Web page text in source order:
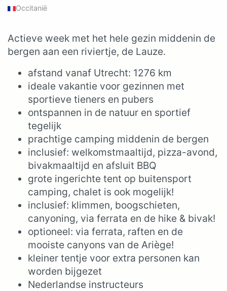
Occitanië
Actieve week met het hele gezin middenin de
bergen aan een riviertje, de Lauze.
afstand vanaf Utrecht: 1276 km
ideale vakantie voor gezinnen met
sportieve tieners en pubers
ontspannen in de natuur en sportief
tegelijk
prachtige camping middenin de bergen
inclusief: welkomstmaaltijd, pizza-avond,
bivakmaaltijd en afsluit BBQ
grote ingerichte tent op buitensport
camping, chalet is ook mogelijk!
inclusief: klimmen, boogschieten,
canyoning, via ferrata en de hike & bivak!
optioneel: via ferrata, raften en de
mooiste canyons van de Ariège!
kleiner tentje voor extra personen kan
worden bijgezet
Nederlandse instructeurs